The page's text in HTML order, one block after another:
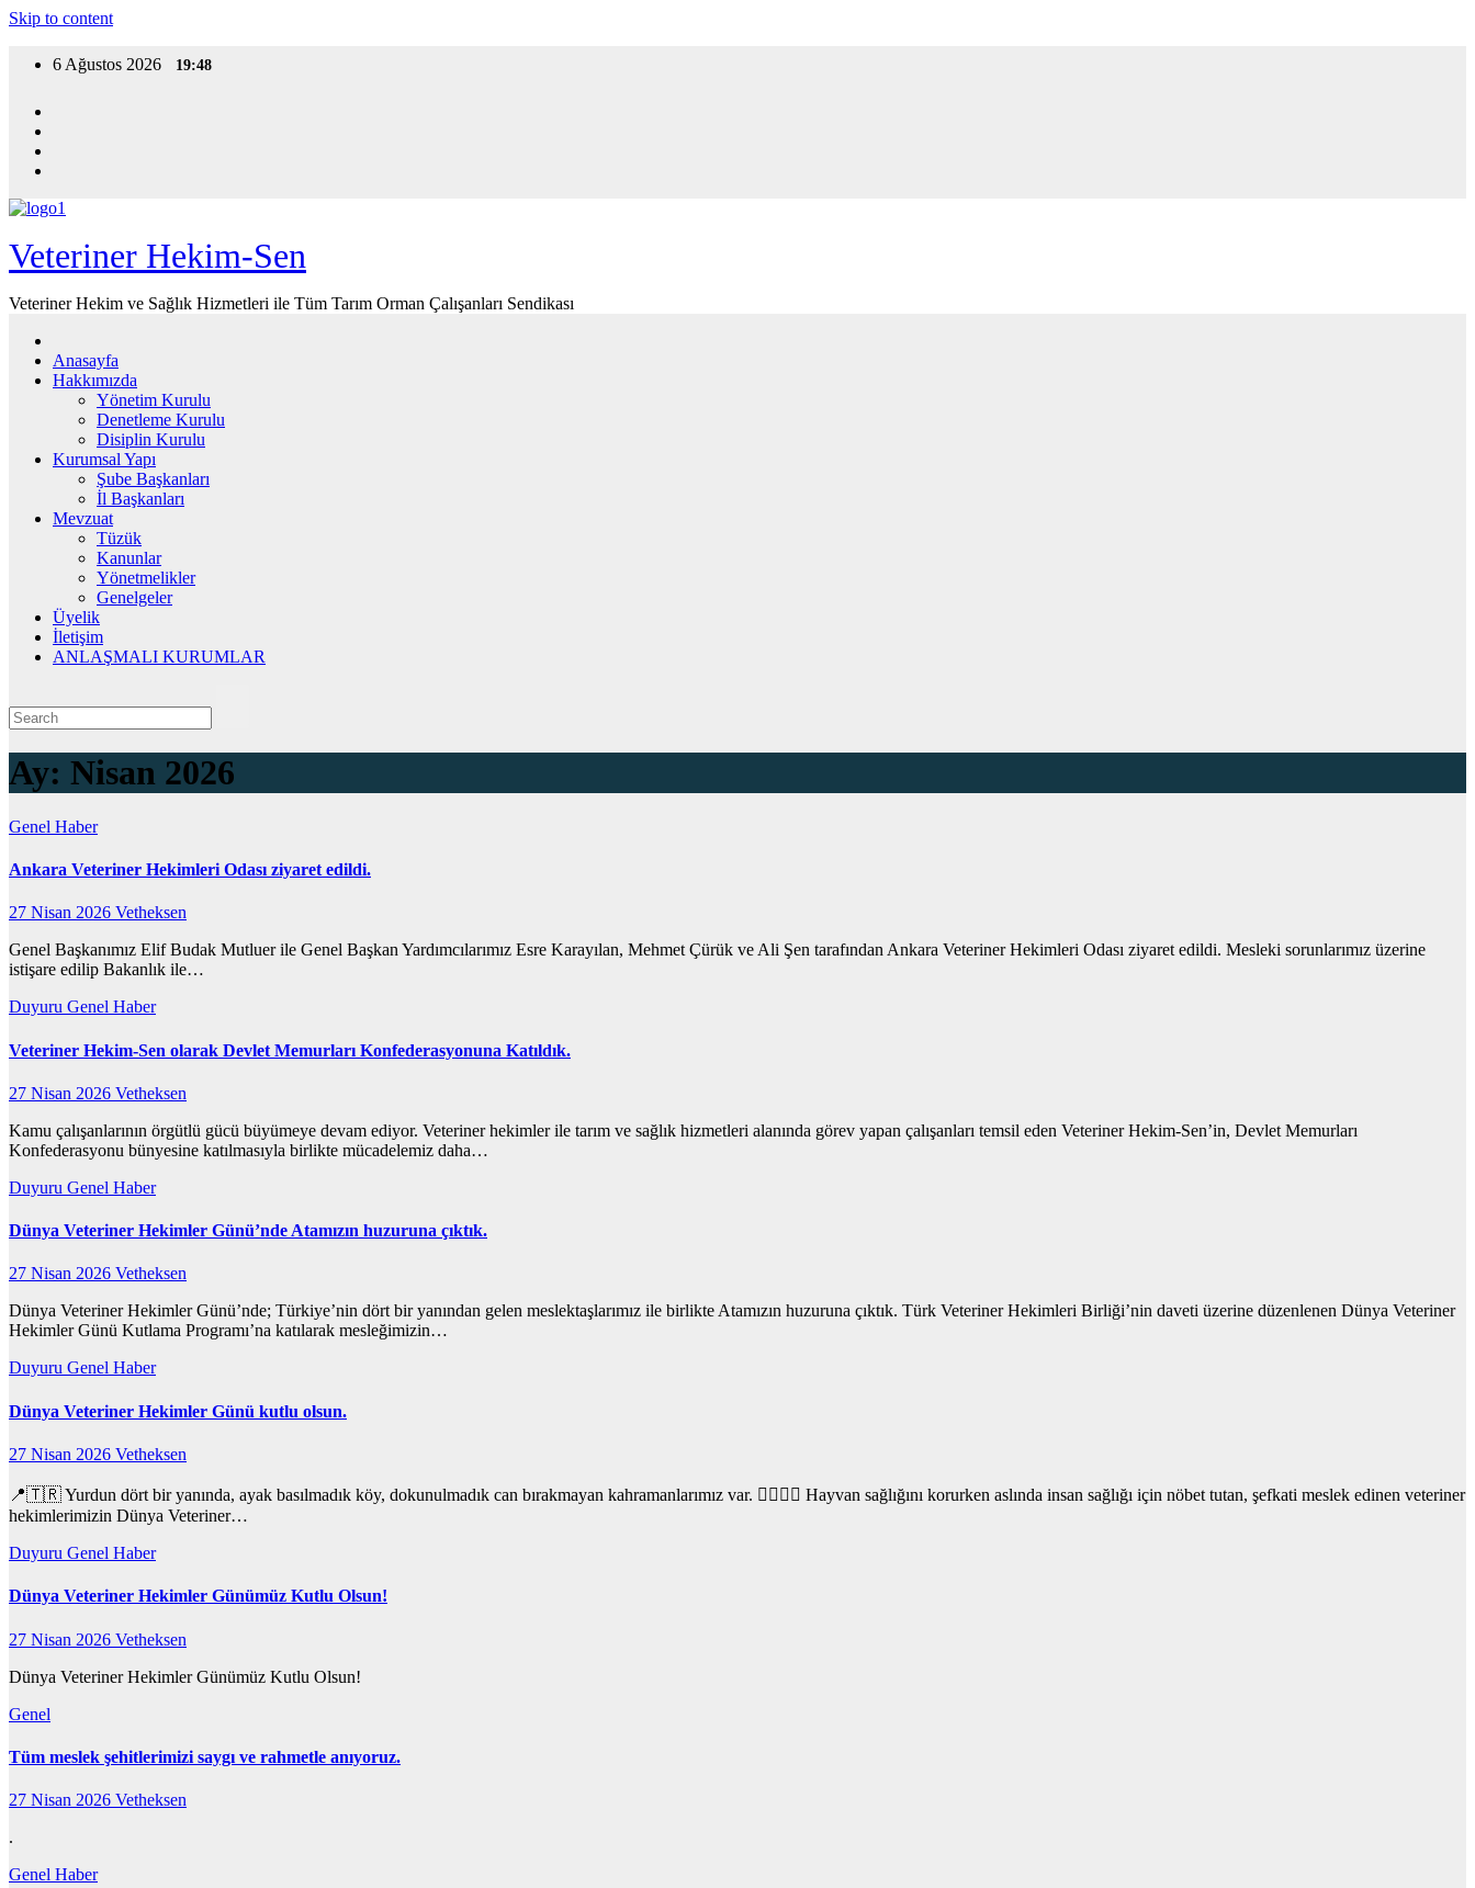
Skip to content
6 Ağustos 2026 19:48
Veteriner Hekim-Sen
Veteriner Hekim ve Sağlık Hizmetleri ile Tüm Tarım Orman Çalışanları Sendikası
Anasayfa
Hakkımızda
Yönetim Kurulu
Denetleme Kurulu
Disiplin Kurulu
Kurumsal Yapı
Şube Başkanları
İl Başkanları
Mevzuat
Tüzük
Kanunlar
Yönetmelikler
Genelgeler
Üyelik
İletişim
ANLAŞMALI KURUMLAR
Ay: Nisan 2026
Genel Haber
Ankara Veteriner Hekimleri Odası ziyaret edildi.
27 Nisan 2026 Vetheksen
Genel Başkanımız Elif Budak Mutluer ile Genel Başkan Yardımcılarımız Esre Karayılan, Mehmet Çürük ve Ali Şen tarafından Ankara Veteriner Hekimleri Odası ziyaret edildi. Mesleki sorunlarımız üzerine
istişare edilip Bakanlık ile…
Duyuru Genel Haber
Veteriner Hekim-Sen olarak Devlet Memurları Konfederasyonuna Katıldık.
27 Nisan 2026 Vetheksen
Kamu çalışanlarının örgütlü gücü büyümeye devam ediyor. Veteriner hekimler ile tarım ve sağlık hizmetleri alanında görev yapan çalışanları temsil eden Veteriner Hekim-Sen’in, Devlet Memurları
Konfederasyonu bünyesine katılmasıyla birlikte mücadelemiz daha…
Duyuru Genel Haber
Dünya Veteriner Hekimler Günü’nde Atamızın huzuruna çıktık.
27 Nisan 2026 Vetheksen
Dünya Veteriner Hekimler Günü’nde; Türkiye’nin dört bir yanından gelen meslektaşlarımız ile birlikte Atamızın huzuruna çıktık. Türk Veteriner Hekimleri Birliği’nin daveti üzerine düzenlenen Dünya Veteriner
Hekimler Günü Kutlama Programı’na katılarak mesleğimizin…
Duyuru Genel Haber
Dünya Veteriner Hekimler Günü kutlu olsun.
27 Nisan 2026 Vetheksen
📍🇹🇷 Yurdun dört bir yanında, ayak basılmadık köy, dokunulmadık can bırakmayan kahramanlarımız var. 👩‍⚕️👨‍⚕️ Hayvan sağlığını korurken aslında insan sağlığı için nöbet tutan, şefkati meslek edinen veteriner
hekimlerimizin Dünya Veteriner…
Duyuru Genel Haber
Dünya Veteriner Hekimler Günümüz Kutlu Olsun!
27 Nisan 2026 Vetheksen
Dünya Veteriner Hekimler Günümüz Kutlu Olsun!
Genel
Tüm meslek şehitlerimizi saygı ve rahmetle anıyoruz.
27 Nisan 2026 Vetheksen
.
Genel Haber